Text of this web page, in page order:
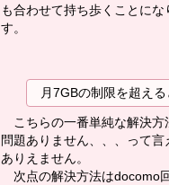
も合わせて持ち歩くことに
す。
月7GBの制限を超え
こちらの一番単純な解決方
問題ありません、、、って
ありえません。
次点の解決方法はdocomo